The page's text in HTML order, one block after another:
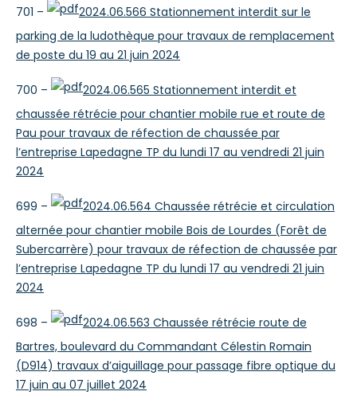
701 –
2024.06.566 Stationnement interdit sur le
parking de la ludothèque pour travaux de remplacement
de poste du 19 au 21 juin 2024
700 –
2024.06.565 Stationnement interdit et
chaussée rétrécie pour chantier mobile rue et route de
Pau pour travaux de réfection de chaussée par
l’entreprise Lapedagne TP du lundi 17 au vendredi 21 juin
2024
699 –
2024.06.564 Chaussée rétrécie et circulation
alternée pour chantier mobile Bois de Lourdes (Forêt de
Subercarrère) pour travaux de réfection de chaussée par
l’entreprise Lapedagne TP du lundi 17 au vendredi 21 juin
2024
698 –
2024.06.563 Chaussée rétrécie route de
Bartres, boulevard du Commandant Célestin Romain
(D914) travaux d’aiguillage pour passage fibre optique du
17 juin au 07 juillet 2024